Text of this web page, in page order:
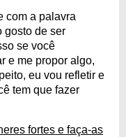
com a palavra
gosto de ser
se você
e me propor algo,
eu vou refletir e
tem que fazer
fortes e faça-as